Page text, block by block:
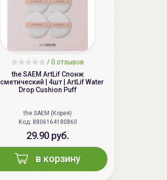
для тела Нежная кожа
для тела 150мл, Гель-
руб. -31%
/0 отзывов
the SAEM ArtLif Спонж
| 4шт | ArtLif Water
Drop Cushion Puff
the SAEM (Корея)
Код: 8806164180860
29.90 руб.
в корзину